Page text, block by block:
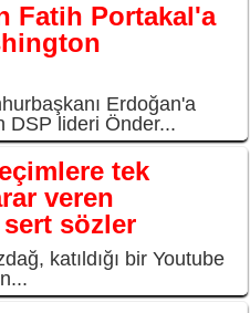
Fatih Portakal'a
Erdoğan'a
DSP lideri Önder...
tek
veren
sözler
katıldığı bir Youtube